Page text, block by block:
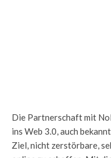
Die Partnerschaft mit
ins Web 3.0, auch
Ziel, nicht zerstörbare,